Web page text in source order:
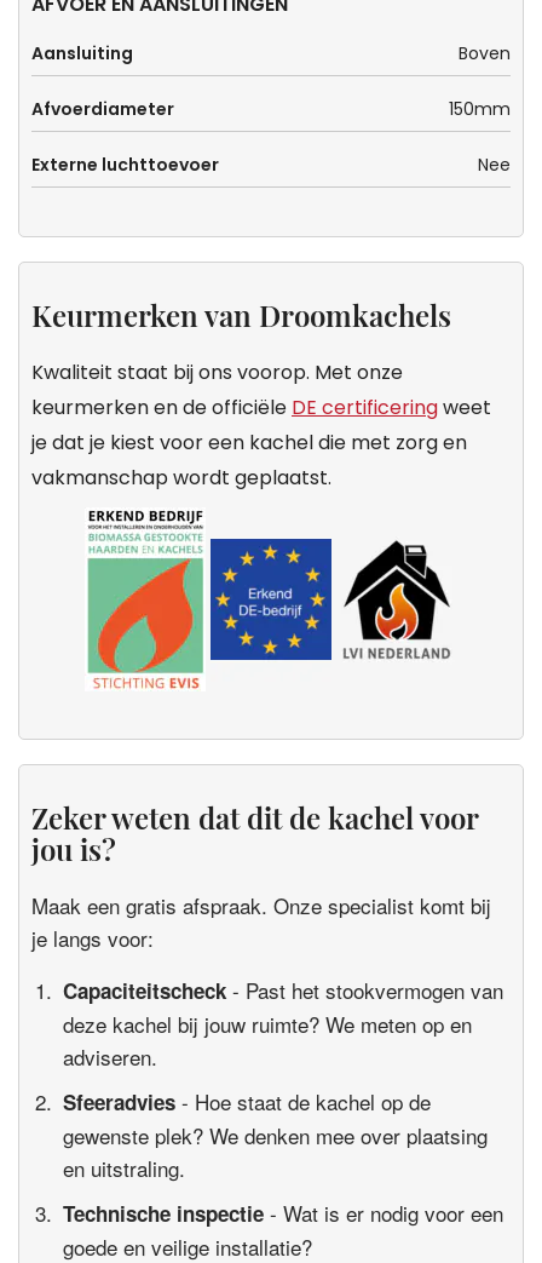
Aansluiting Boven
Afvoerdiameter 150mm
Externe luchttoevoer Nee
Keurmerken van Droomkachels
Kwaliteit staat bij ons voorop. Met onze
keurmerken en de officiële DE certificeringweet
je dat je kiest voor een kachel die met zorg en
vakmanschap wordt geplaatst.
Zeker weten dat dit de kachel voor
jou is?
Maak een gratis afspraak. Onze specialist komt bij
je langs voor:
Capaciteitscheck - Past het stookvermogen van
deze kachel bij jouw ruimte? We meten op en
adviseren.
Sfeeradvies - Hoe staat de kachel op de
gewenste plek? We denken mee over plaatsing
en uitstraling.
Technische inspectie - Wat is er nodig voor een
goede en veilige installatie?